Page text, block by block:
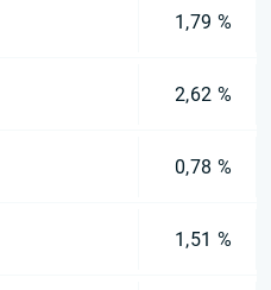
1,79 %
2,62 %
0,78 %
1,51 %